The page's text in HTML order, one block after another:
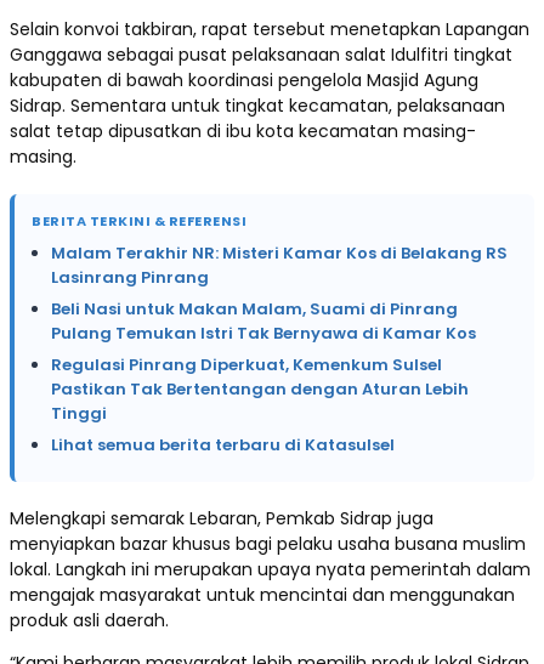
Selain konvoi takbiran, rapat tersebut menetapkan Lapangan
Ganggawa sebagai pusat pelaksanaan salat Idulfitri tingkat
kabupaten di bawah koordinasi pengelola Masjid Agung
Sidrap. Sementara untuk tingkat kecamatan, pelaksanaan
salat tetap dipusatkan di ibu kota kecamatan masing-
masing.
BERITA TERKINI & REFERENSI
Malam Terakhir NR: Misteri Kamar Kos di Belakang RS
Lasinrang Pinrang
Beli Nasi untuk Makan Malam, Suami di Pinrang
Pulang Temukan Istri Tak Bernyawa di Kamar Kos
Regulasi Pinrang Diperkuat, Kemenkum Sulsel
Pastikan Tak Bertentangan dengan Aturan Lebih
Tinggi
Lihat semua berita terbaru di Katasulsel
Melengkapi semarak Lebaran, Pemkab Sidrap juga
menyiapkan bazar khusus bagi pelaku usaha busana muslim
lokal. Langkah ini merupakan upaya nyata pemerintah dalam
mengajak masyarakat untuk mencintai dan menggunakan
produk asli daerah.